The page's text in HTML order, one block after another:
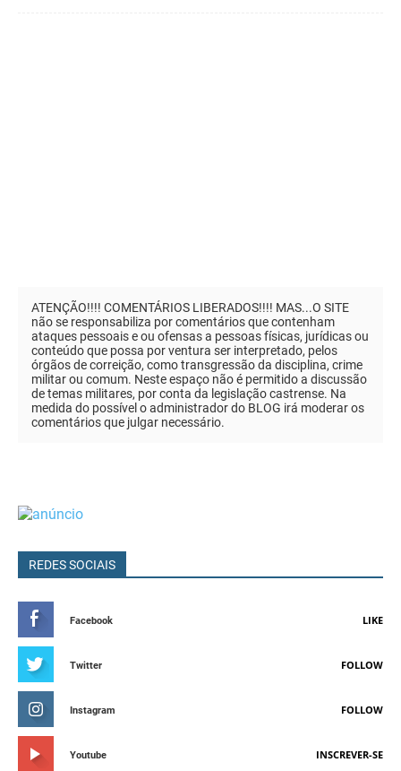
ATENÇÃO!!!! COMENTÁRIOS LIBERADOS!!!! MAS...O SITE
não se responsabiliza por comentários que contenham
ataques pessoais e ou ofensas a pessoas físicas, jurídicas ou
conteúdo que possa por ventura ser interpretado, pelos
órgãos de correição, como transgressão da disciplina, crime
militar ou comum. Neste espaço não é permitido a discussão
de temas militares, por conta da legislação castrense. Na
medida do possível o administrador do BLOG irá moderar os
comentários que julgar necessário.
REDES SOCIAIS
Facebook LIKE
Twitter FOLLOW
Instagram FOLLOW
Youtube INSCREVER-SE